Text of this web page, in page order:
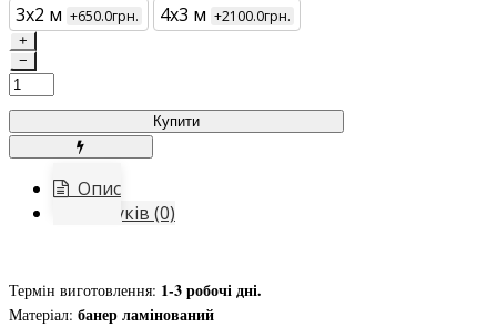
3х2 м +650.0грн. 4х3 м +2100.0грн.
+
−
Купити
Опис
Відгуків (0)
Термін виготовлення: 1-3 робочі дні.
Матеріал: банер ламінований